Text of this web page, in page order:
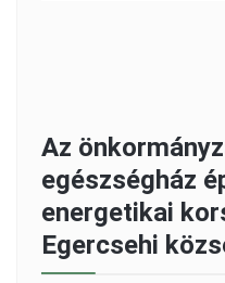
Az
egészségház
energetikai
Egercsehi